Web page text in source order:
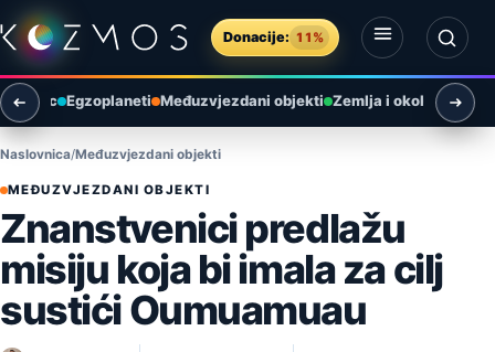
Preskoči na sadržaj
Donacije: 11%
Otvori izbornik
Otvori pretragu
Mjesec Egzoplaneti Međuzvjezdani objekti Zemlja i okoliš
Naslovnica Međuzvjezdani objekti
MEĐUZVJEZDANI OBJEKTI
Znanstvenici predlažu
misiju koja bi imala za cilj
sustići Oumuamuau